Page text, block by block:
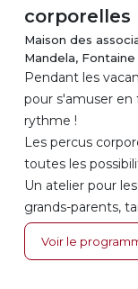
corporelles
Maison des
Mandela, Fontaine
Pendant les
pour s'amuser en
rythme !
Les percus
toutes les
Un atelier pour
grands-parents,
Voir le